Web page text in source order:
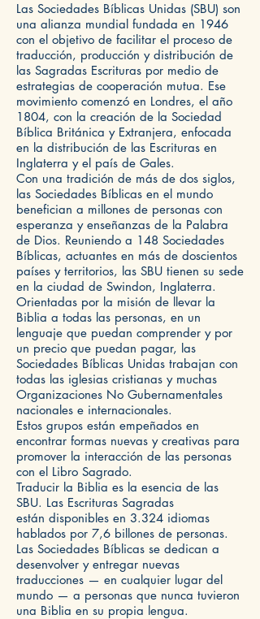
Las Sociedades Bíblicas Unidas (SBU) son
una alianza mundial fundada en 1946
con el objetivo de facilitar el proceso de
traducción, producción y distribución de
las Sagradas Escrituras por medio de
estrategias de cooperación mutua. Ese
movimiento comenzó en Londres, el año
1804, con la creación de la Sociedad
Bíblica Británica y Extranjera, enfocada
en la distribución de las Escrituras en
Inglaterra y el país de Gales.
Con una tradición de más de dos siglos,
las Sociedades Bíblicas en el mundo
benefician a millones de personas con
esperanza y enseñanzas de la Palabra
de Dios. Reuniendo a 148 Sociedades
Bíblicas, actuantes en más de doscientos
países y territorios, las SBU tienen su sede
en la ciudad de Swindon, Inglaterra.
Orientadas por la misión de llevar la
Biblia a todas las personas, en un
lenguaje que puedan comprender y por
un precio que puedan pagar, las
Sociedades Bíblicas Unidas trabajan con
todas las iglesias cristianas y muchas
Organizaciones No Gubernamentales
nacionales e internacionales.
Estos grupos están empeñados en
encontrar formas nuevas y creativas para
promover la interacción de las personas
con el Libro Sagrado.
Traducir la Biblia es la esencia de las
SBU. Las Escrituras Sagradas
están disponibles en 3.324 idiomas
hablados por 7,6 billones de personas.
Las Sociedades Bíblicas se dedican a
desenvolver y entregar nuevas
traducciones — en cualquier lugar del
mundo — a personas que nunca tuvieron
una Biblia en su propia lengua.